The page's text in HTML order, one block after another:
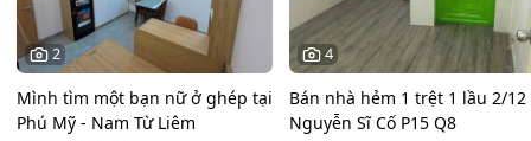
2
Mình tìm một bạn nữ ở ghép tại
Phú Mỹ - Nam Từ Liêm
4
Bán nhà hẻm 1 trệt 1 lầu 2/12
Nguyễn Sĩ Cố P15 Q8